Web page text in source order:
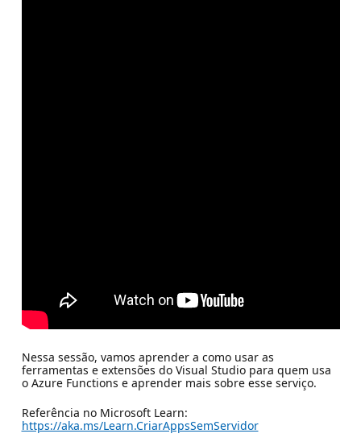
Nessa sessão, vamos aprender a como usar as
ferramentas e extensões do Visual Studio para quem usa
o Azure Functions e aprender mais sobre esse serviço.
Referência no Microsoft Learn:
https://aka.ms/Learn.CriarAppsSemServidor